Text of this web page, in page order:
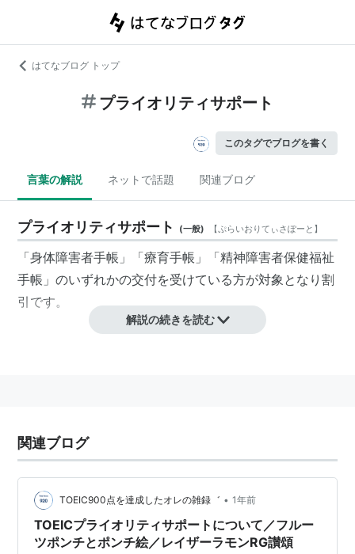
はてなブログ トップ
プライオリティサポート
このタグでブログを書く
言葉の解説 ネットで話題 関連ブログ
プライオリティサポート (一般) 【ぷらいおりてぃさぽーと 】
「身体障害者手帳」「療育手帳」「精神障害者保健福祉
手帳」のいずれかの交付を受けている方が対象となり割
引です。
各社サービス名
解説の続きを読む
関連ブログ
TOEIC900点を達成したオレの雑録゛ • 1年前
TOEICプライオリティサポートについて／フルー
ツポンチとポンチ絵／レイザーラモンRG讃頌